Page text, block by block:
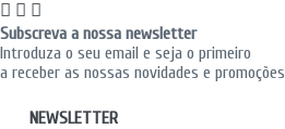
Subscreva a nossa newsletter
Introduza o seu email e seja o primeiro
a receber as nossas novidades e promoções
NEWSLETTER